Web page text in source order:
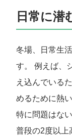
日常に潜
冬場、日常生
す。 例えば、
え込んでいる
めるために熱
特に問題はな
普段の2度以上